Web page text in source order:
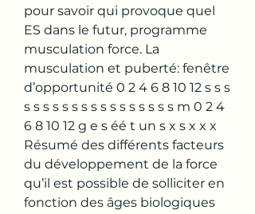
pour savoir qui provoque quel
ES dans le futur, programme
musculation force. La
musculation et puberté: fenêtre
d’opportunité 0 2 4 6 8 10 12 s s s
s s s s s s s s s s s s s s s s m 0 2 4
6 8 10 12 g e s éé t un s x s x x x
Résumé des différents facteurs
du développement de la force
qu’il est possible de solliciter en
fonction des âges biologiques